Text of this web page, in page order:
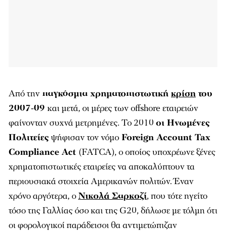
Από την παγκόσμια χρηματοπιστωτική κρίση του
2007-09 και μετά, οι μέρες των offshore εταιρειών
φαίνονταν συχνά μετρημένες. Το 2010 οι Ηνωμένες
Πολιτείεςψήφισαν τον νόμο Foreign Account Tax
Compliance Act (FATCA), ο οποίος υποχρέωνε ξένες
χρηματοπιστωτικές εταιρείες να αποκαλύπτουν τα
περιουσιακά στοιχεία Αμερικανών πολιτών. Έναν
χρόνο αργότερα, οΝικολά Σαρκοζί, που τότε ηγείτο
τόσο της Γαλλίας όσο και της G20, δήλωσε με τόλμη ότι
οι φορολογικοί παράδεισοι θα αντιμετώπιζαν